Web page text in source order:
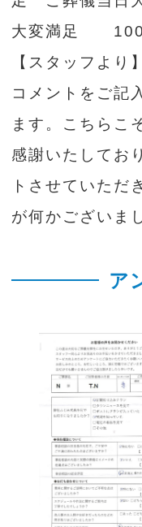
大変満足 100
【スタッフより】
コメントをご記
ます。こちらこ
感謝いたしてお
トさせていただ
が何かございま
ア